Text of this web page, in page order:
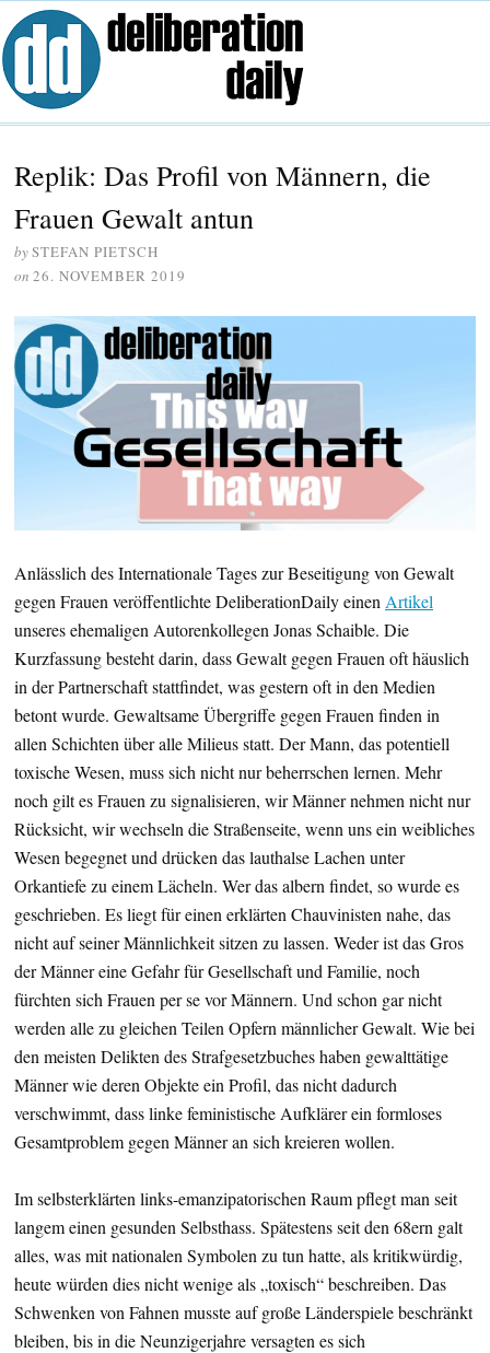
Replik: Das Profil von Männern, die
Frauen Gewalt antun
bySTEFAN PIETSCH
on 26. NOVEMBER 2019
Anlässlich des Internationale Tages zur Beseitigung von Gewalt
gegen Frauen veröffentlichte DeliberationDaily einen Artikel
unseres ehemaligen Autorenkollegen Jonas Schaible. Die
Kurzfassung besteht darin, dass Gewalt gegen Frauen oft häuslich
in der Partnerschaft stattfindet, was gestern oft in den Medien
betont wurde. Gewaltsame Übergriffe gegen Frauen finden in
allen Schichten über alle Milieus statt. Der Mann, das potentiell
toxische Wesen, muss sich nicht nur beherrschen lernen. Mehr
noch gilt es Frauen zu signalisieren, wir Männer nehmen nicht nur
Rücksicht, wir wechseln die Straßenseite, wenn uns ein weibliches
Wesen begegnet und drücken das lauthalse Lachen unter
Orkantiefe zu einem Lächeln. Wer das albern findet, so wurde es
geschrieben. Es liegt für einen erklärten Chauvinisten nahe, das
nicht auf seiner Männlichkeit sitzen zu lassen. Weder ist das Gros
der Männer eine Gefahr für Gesellschaft und Familie, noch
fürchten sich Frauen per se vor Männern. Und schon gar nicht
werden alle zu gleichen Teilen Opfern männlicher Gewalt. Wie bei
den meisten Delikten des Strafgesetzbuches haben gewalttätige
Männer wie deren Objekte ein Profil, das nicht dadurch
verschwimmt, dass linke feministische Aufklärer ein formloses
Gesamtproblem gegen Männer an sich kreieren wollen.
Im selbsterklärten links-emanzipatorischen Raum pflegt man seit
langem einen gesunden Selbsthass. Spätestens seit den 68ern galt
alles, was mit nationalen Symbolen zu tun hatte, als kritikwürdig,
heute würden dies nicht wenige als „toxisch“ beschreiben. Das
Schwenken von Fahnen musste auf große Länderspiele beschränkt
bleiben, bis in die Neunzigerjahre versagten es sich